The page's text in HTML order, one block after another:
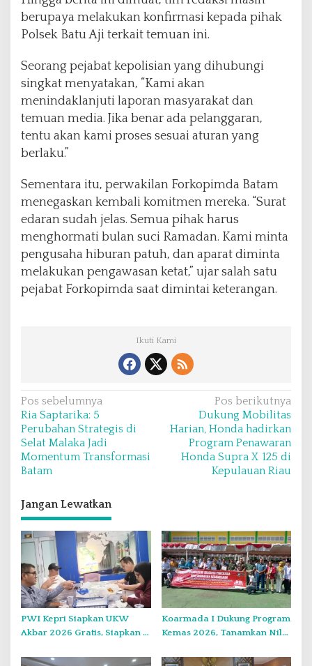
berupaya melakukan konfirmasi kepada pihak
Polsek Batu Aji terkait temuan ini.
Seorang pejabat kepolisian yang dihubungi
singkat menyatakan, “Kami akan
menindaklanjuti laporan masyarakat dan
temuan media. Jika benar ada pelanggaran,
tentu akan kami proses sesuai aturan yang
berlaku.”
Sementara itu, perwakilan Forkopimda Batam
menegaskan kembali komitmen mereka. “Surat
edaran sudah jelas. Semua pihak harus
menghormati bulan suci Ramadan. Kami minta
pengusaha hiburan patuh, dan aparat diminta
melakukan pengawasan ketat,” ujar salah satu
pejabat Forkopimda saat dimintai keterangan.
Ikuti Kami
N
a
v
i
a
s
i
p
o
s
Pos sebelumnya
Ria Saptarika: 5
Perubahan Strategis di
Selat Malaka Jadi
Momentum Transformasi
Batam
Pos berikutnya
Dukung Mobilitas
Harian, Honda hadirkan
Program Penawaran
Honda Supra X 125 di
Kepulauan Riau
Jangan Lewatkan
PWI Kepri Siapkan UKW
Akbar 2026 Gratis, Siapkan 6
Ketat
Koarmada I Dukung Program
Kemas 2026, Tanamkan Nilai
Generasi Muda